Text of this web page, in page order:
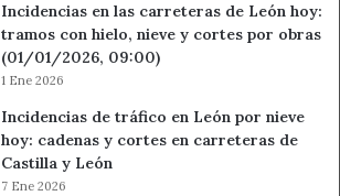
Incidencias en las carreteras de León hoy:
tramos con hielo, nieve y cortes por obras
(01/01/2026, 09:00)
1 Ene 2026
Incidencias de tráfico en León por nieve
hoy: cadenas y cortes en carreteras de
Castilla y León
7 Ene 2026